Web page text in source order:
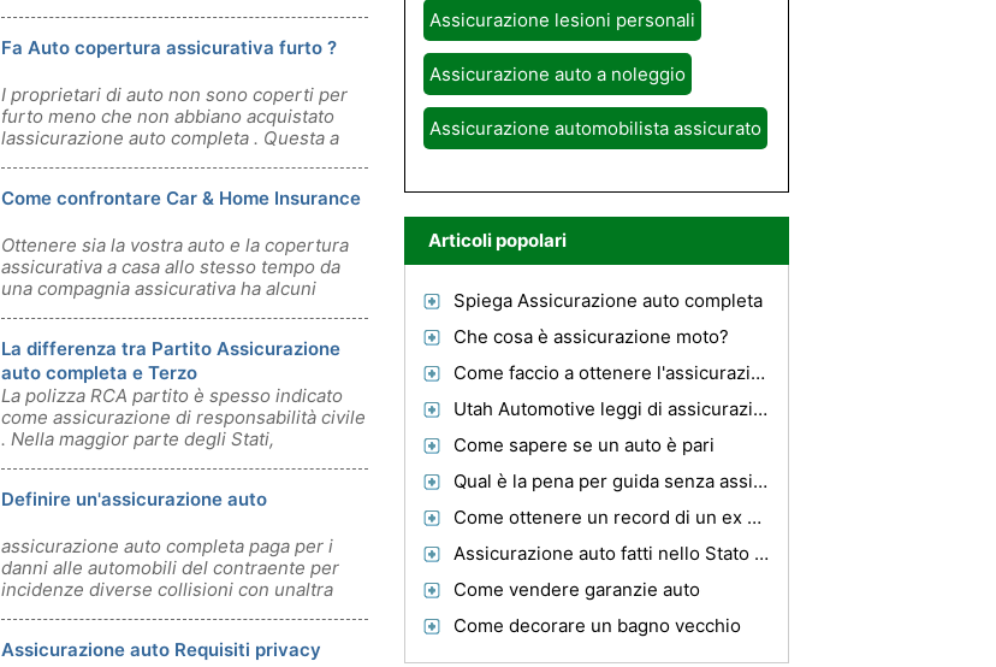
Fa Auto copertura assicurativa furto ?
I proprietari di auto non sono coperti per
furto meno che non abbiano acquistato
lassicurazione auto completa . Questa a
Come confrontare Car & Home Insurance
Ottenere sia la vostra auto e la copertura
assicurativa a casa allo stesso tempo da
una compagnia assicurativa ha alcuni
La differenza tra Partito Assicurazione
auto completa e Terzo
La polizza RCA partito è spesso indicato
come assicurazione di responsabilità civile
. Nella maggior parte degli Stati,
Definire un'assicurazione auto
assicurazione auto completa paga per i
danni alle automobili del contraente per
incidenze diverse collisioni con unaltra
Assicurazione auto Requisiti privacy
Assicurazione lesioni personali
Assicurazione auto a noleggio
Assicurazione automobilista assicurato
Articoli popolari
Spiega Assicurazione auto completa
Che cosa è assicurazione moto?
Come faccio a ottenere l'assicurazione auto su una macchina usata?
Utah Automotive leggi di assicurazione
Come sapere se un auto è pari
Qual è la pena per guida senza assicurazione nel Delaware ?
Come ottenere un record di un ex Car Insurance Provider
Assicurazione auto fatti nello Stato dell'Illinois
Come vendere garanzie auto
Come decorare un bagno vecchio